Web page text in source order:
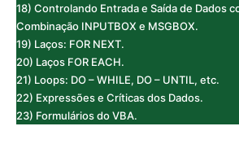
18) Controlando Entrada e Saída de Dados
Combinação INPUTBOX e MSGBOX.
19) Laços: FOR NEXT.
20) Laços FOR EACH.
21) Loops: DO – WHILE, DO – UNTIL, etc.
22) Expressões e Críticas dos Dados.
23) Formulários do VBA.